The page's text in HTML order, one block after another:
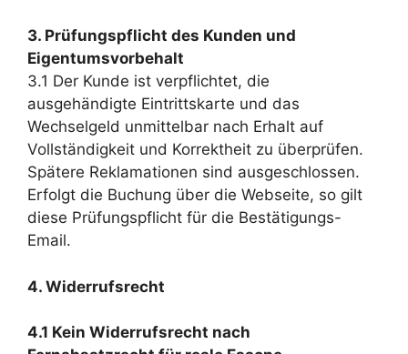
3. Prüfungspflicht des Kunden und
Eigentumsvorbehalt
3.1 Der Kunde ist verpflichtet, die
ausgehändigte Eintrittskarte und das
Wechselgeld unmittelbar nach Erhalt auf
Vollständigkeit und Korrektheit zu überprüfen.
Spätere Reklamationen sind ausgeschlossen.
Erfolgt die Buchung über die Webseite, so gilt
diese Prüfungspflicht für die Bestätigungs-
Email.
4. Widerrufsrecht
4.1 Kein Widerrufsrecht nach